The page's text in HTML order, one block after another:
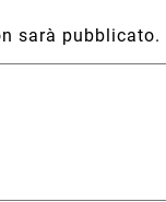
sarà pubblicato.